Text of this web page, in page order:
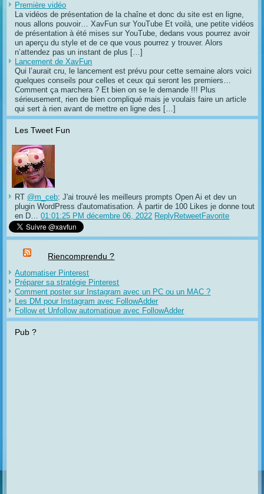
Première vidéo
La vidéos de présentation de la chaîne et donc du site est en ligne,
nous allons pouvoir… XavFun sur YouTube Et voilà, une petite vidéos
de présentation à été mises sur YouTube, dedans vous pourrez avoir
un aperçu du style et de ce que vous pourrez y trouver. Alors
n’attendez pas un instant de plus […]
Lancement de XavFun
Qui l’aurait cru, le lancement est prévu pour cette semaine alors voici
quelques conseils pour celles et ceux qui seront les premiers…
Comment ça marchera ? Et bien on se le demande !!! Plus
sérieusement, rien de bien compliqué mais je voulais faire un article
qui sert à rien avant de mettre en ligne des […]
Les Tweet Fun
RT @m_ceb: J'ai trouvé les meilleurs prompts Open Ai et dev un
plugin WordPress d'automatisation. À partir de 100 Likes je donne tout
en D…
01:01:25 PM décembre 06, 2022 ReplyRetweetFavorite
Riencomprendu ?
Automatiser Pinterest
Préparer sa stratégie Pinterest
Comment poster sur Instagram avec un PC ou un MAC ?
Les DM pour Instagram avec FollowAdder
Follow et Unfollow automatique avec FollowAdder
Pub ?